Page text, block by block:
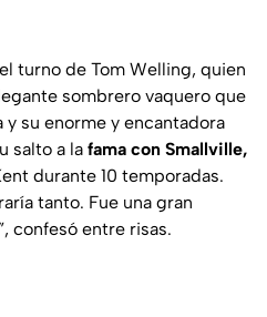
turno de Tom Welling, quien
sombrero vaquero que
su enorme y encantadora
salto a la fama con Smallville,
durante 10 temporadas.
tanto. Fue una gran
, confesó entre risas.